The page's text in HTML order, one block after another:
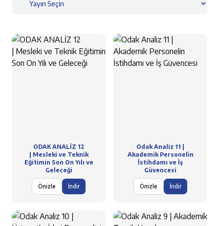
ODAK ANALİZ 12
| Mesleki ve Teknik
Eğitimin Son On Yılı ve
Geleceği
Önizle İndir
Odak Analiz 11 |
Akademik Personelin
İstihdamı ve İş
Güvencesi
Önizle İndir